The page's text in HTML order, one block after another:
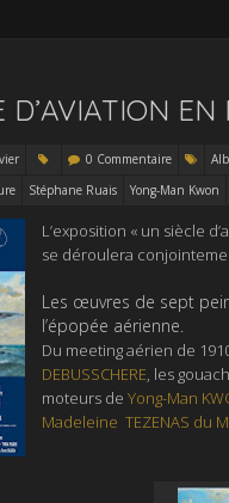
D’AVIATION EN
0 Commentaire
Stéphane Ruais Yong-Man Kwon
L’exposition « un siècle
se déroulera
Les œuvres de sept
l’épopée aérienne.
Du meeting aérien de
DEBUSSCHERE, les
moteurs de Yong-Man
Madeleine TEZENAS du